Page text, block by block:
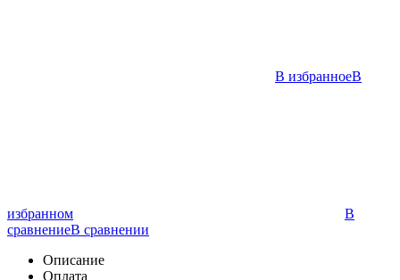
В избранноеВ
избранном
В
сравнениеВ сравнении
Описание
Оплата